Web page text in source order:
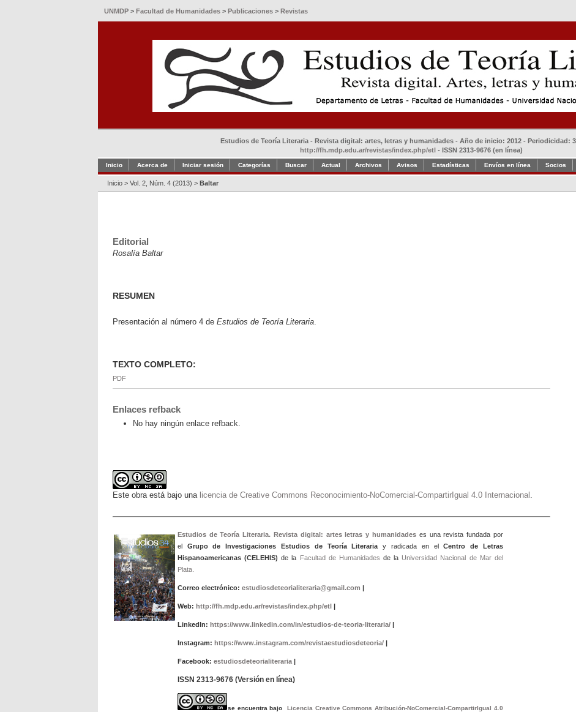
UNMDP > Facultad de Humanidades > Publicaciones > Revistas
Estudios de Teoría Literaria - Revista digital: artes, letras y humanidades - Año de inicio: 2012 - Periodicidad:
http://fh.mdp.edu.ar/revistas/index.php/etl - ISSN 2313-9676 (en línea)
Inicio Acerca de Iniciar sesión Categorías Buscar Actual Archivos Avisos Estadísticas Envíos en línea Socios
Inicio > Vol. 2, Núm. 4 (2013) > Baltar
Editorial
Rosalía Baltar
RESUMEN
Presentación al número 4 de Estudios de Teoría Literaria.
TEXTO COMPLETO:
PDF
Enlaces refback
No hay ningún enlace refback.
Este obra está bajo una licencia de Creative Commons Reconocimiento-NoComercial-CompartirIgual 4.0 Internacional
Estudios de Teoría Literaria. Revista digital: artes letras y humanidadeses una revista fundada por
el Grupo de Investigaciones Estudios de Teoría Literariay radicada en elCentro de Letras
Hispanoamericanas (CELEHIS) de la Facultad de Humanidades de la Universidad Nacional de Mar del
Plata.
Correo electrónico: estudiosdeteorialiteraria@gmail.com |
Web: http://fh.mdp.edu.ar/revistas/index.php/etl|
LinkedIn: https://www.linkedin.com/in/estudios-de-teoria-literaria/|
Instagram: https://www.instagram.com/revistaestudiosdeteoria/|
Facebook: estudiosdeteorialiteraria|
ISSN 2313-9676 (Versión en línea)
se encuentra bajo Licencia Creative Commons Atribución-NoComercial-CompartirIgual 4.0